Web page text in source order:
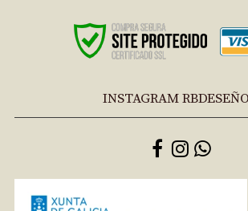
INSTAGRAM